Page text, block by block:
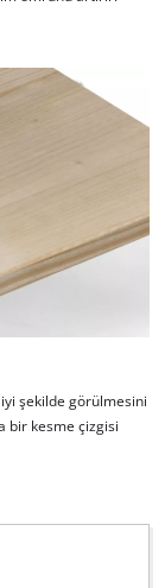
iyi şekilde görülmesini
bir kesme çizgisi